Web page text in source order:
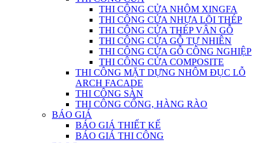
THI CÔNG CỬA NHÔM XINGFA
THI CÔNG CỬA NHỰA LÕI THÉP
THI CÔNG CỬA THÉP VÂN GỖ
THI CÔNG CỬA GỖ TỰ NHIÊN
THI CÔNG CỬA GỖ CÔNG NGHIỆP
THI CÔNG CỬA COMPOSITE
THI CÔNG MẶT DỰNG NHÔM ĐỤC LỖ
ARCH FACADE
THI CÔNG SÀN
THI CÔNG CỔNG, HÀNG RÀO
BÁO GIÁ
BÁO GIÁ THIẾT KẾ
BÁO GIÁ THI CÔNG